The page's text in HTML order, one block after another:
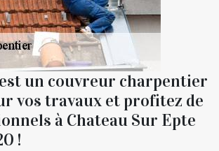
un couvreur charpentier
vos travaux et profitez de
à Chateau Sur Epte
!